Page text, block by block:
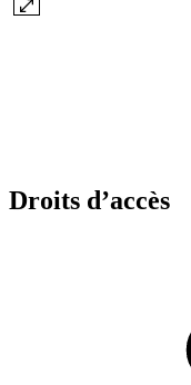
Droits d’accès